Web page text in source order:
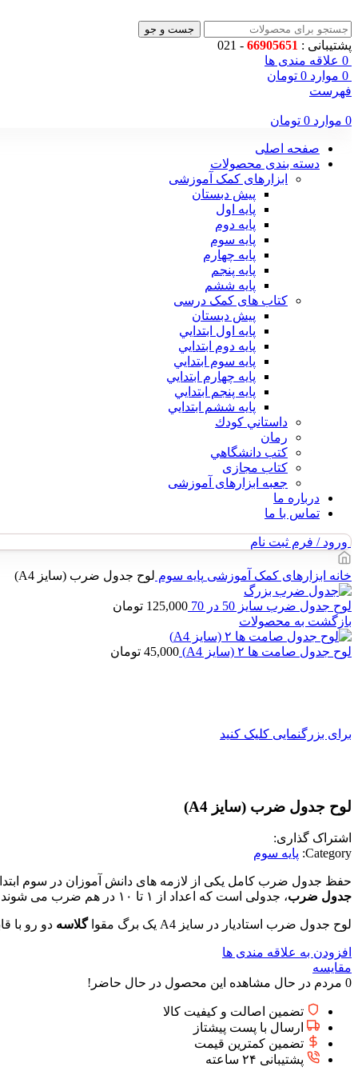
جست و جو
پشتیبانی : 66905651
- 021
0 علاقه مندی ها
0 موارد 0 تومان
فهرست
0 موارد 0 تومان
صفحه اصلی
دسته بندی محصولات
ابزارهای کمک آموزشی
پیش دبستان
پایه اول
پایه دوم
پایه سوم
پایه چهارم
پايه پنجم
پایه ششم
کتاب های کمک درسی
پیش دبستان
پايه اول ابتدايي
پايه دوم ابتدايي
پايه سوم ابتدايي
پايه چهارم ابتدايي
پايه پنجم ابتدايي
پايه ششم ابتدايي
داستاني كودك
رمان
كتب دانشگاهي
کتاب مجازی
جعبه ابزارهای آموزشی
درباره ما
تماس با ما
ورود / فرم ثبت نام
خانه ابزارهای کمک آموزشی پایه سوم لوح جدول ضرب (سایز A4)
لوح جدول ضرب سایز 50 در 70 125,000 تومان
بازگشت به محصولات
لوح جدول صامت ها ۲ (سایز A4) 45,000 تومان
برای بزرگنمایی کلیک کنید
لوح جدول ضرب (سایز A4)
اشتراک گذاری:
Category: پایه سوم
حفظ جدول ضرب کامل یکی از لازمه های دانش آموزان در سوم
جدول ضرب، جدولی است که اعداد از ۱ تا ۱۰ در هم ضرب می شوند و در هر ستون یک عدد ضربدر اعداد یک تا ده می شود یعنی به عنوان مثال جدول ضرب ۲ یعنی ضرب عدد ۲ در ۱ تا ۱۰.
لوح جدول ضرب استادیار در سایز A4 یک برگ مقوا گلاسه دو رو با
افزودن به علاقه مندی ها
مقایسه
0 مردم در حال مشاهده این محصول در حال حاضر!
تضمین اصالت و کیفیت کالا
ارسال با پست پیشتاز
تضمین کمترین قیمت
پشتیبانی ۲۴ ساعته